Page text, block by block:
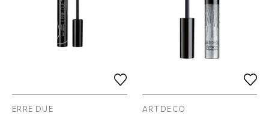
ERRE DUE ARTDECO